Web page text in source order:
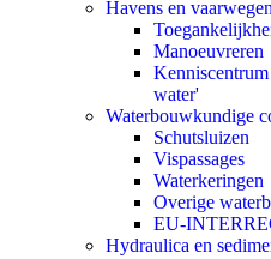
Havens en vaarwegen
Manoeuvreren
water'
Waterbouwkundige
Schutsluizen
Vispassages
Waterkeringen
Overige
EU-
Hydraulica en